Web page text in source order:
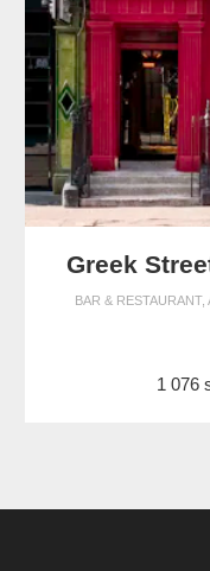
BAR &
1 076